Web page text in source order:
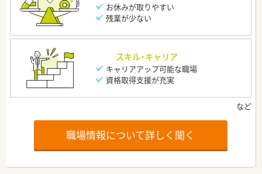
お休みが取りやすい
残業が少ない
スキル・キャリア
キャリアアップ可能な職場
資格取得支援が充実
職場情報について詳しく聞く